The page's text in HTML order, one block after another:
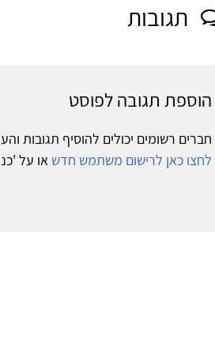
תגובות
הוספת תגובה לפוסט
חברים רשומים יכולים להוסיף תגובות
לחצו כאן לרישום משתמש חדש או על